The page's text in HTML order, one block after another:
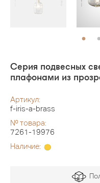
Серия подвесных
плафонами из
Артикул:
f-iris-a-brass
№ товара:
7261-19976
Наличие: